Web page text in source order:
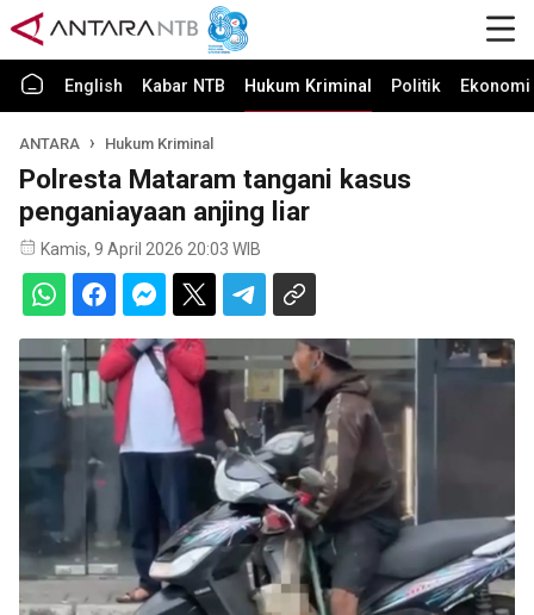
English Kabar NTB Hukum Kriminal Politik
ANTARA Hukum Kriminal
Polresta Mataram tangani kasus
penganiayaan anjing liar
Kamis, 9 April 2026 20:03 WIB